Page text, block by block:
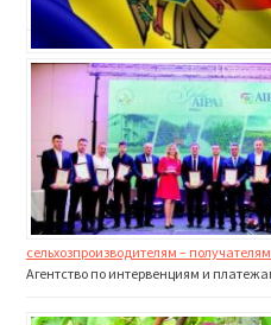
сельхозпроизводителям –
Агентство по интервенциям и